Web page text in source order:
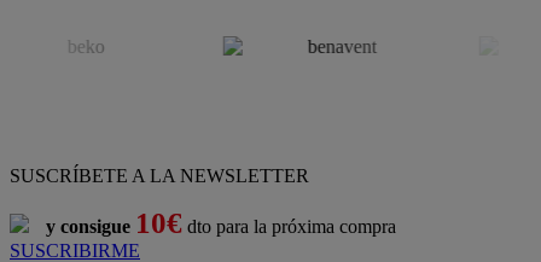
SUSCRÍBETE A LA NEWSLETTER
y consigue 10€ dto para la próxima compra
SUSCRIBIRME